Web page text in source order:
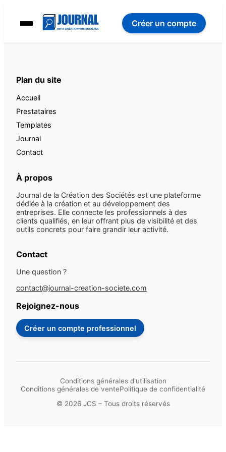
Créer un compte
Plan du site
Accueil
Prestataires
Templates
Journal
Contact
À propos
Journal de la Création des Sociétés est une plateforme
dédiée à la création et au développement des
entreprises. Elle connecte les professionnels à des
clients qualifiés, en leur offrant plus de visibilité et des
outils concrets pour faire grandir leur activité.
Contact
Une question ?
contact@journal-creation-societe.com
Rejoignez-nous
Créer un compte professionnel
Conditions générales d'utilisation
Conditions générales de ventePolitique de confidentialité
© 2026 JCS – Tous droits réservés